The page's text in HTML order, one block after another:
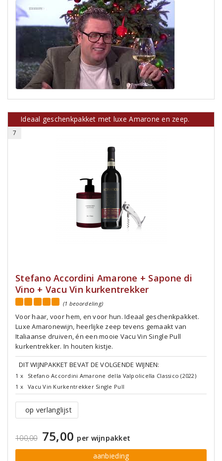
Ideaal geschenkpakket met luxe Amarone en zeep.
7
Stefano Accordini Amarone + Sapone di
Vino + Vacu Vin kurkentrekker
(1 beoordeling)
Voor haar, voor hem, en voor hun. Ideaal geschenkpakket.
Luxe Amaronewijn, heerlijke zeep tevens gemaakt van
Italiaanse druiven, én een mooie Vacu Vin Single Pull
kurkentrekker. In houten kistje.
DIT WIJNPAKKET BEVAT DE VOLGENDE WIJNEN:
1 x
Stefano Accordini Amarone della Valpolicella Classico (2022)
1 x
Vacu Vin Kurkentrekker Single Pull
op verlanglijst
100,00 75,00 per wijnpakket
aanbieding